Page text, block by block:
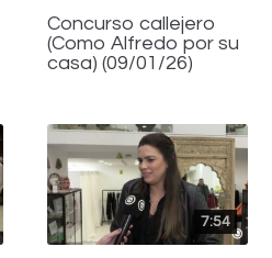
Concurso callejero
(Como Alfredo por su
casa) (09/01/26)
7:54